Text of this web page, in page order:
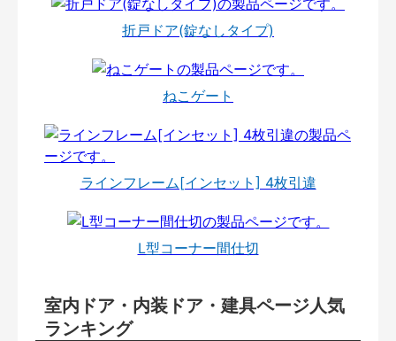
折戸ドア(錠なしタイプ)
ねこゲート
ラインフレーム[インセット] 4枚引違
L型コーナー間仕切
室内ドア・内装ドア・建具ページ人気
ランキング